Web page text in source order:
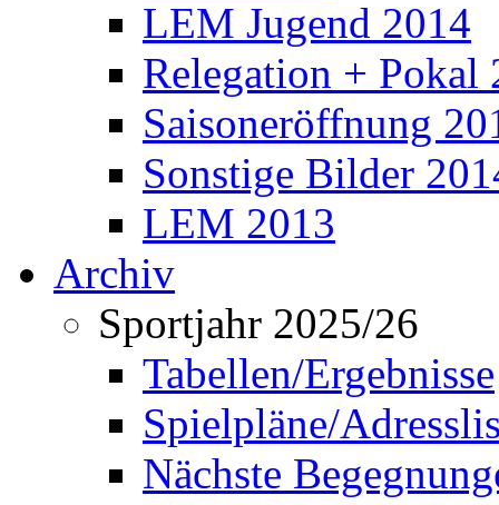
LEM Jugend 2014
Relegation + Pokal
Saisoneröffnung
Sonstige Bilder
LEM 2013
Archiv
Sportjahr 2025/26
Tabellen/Ergebnisse
Spielpläne/
Nächste